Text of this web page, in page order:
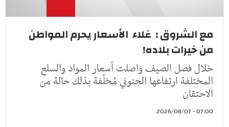
مع الشروق : غلاء الأسعار يحرم المواطن
من خيرات بلاده!
خلال فصل الصيف واصلت أسعار المواد والسلع
المختلفة ارتفاعها الجنوني مُخلّفة بذلك حالة من
الاحتقان
07:00 - 2026/08/07